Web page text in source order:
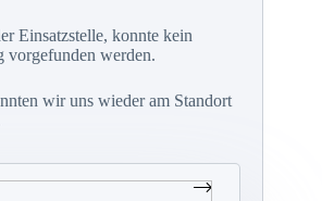
Einsatzstelle, konnte kein
vorgefunden werden.
wir uns wieder am Standort